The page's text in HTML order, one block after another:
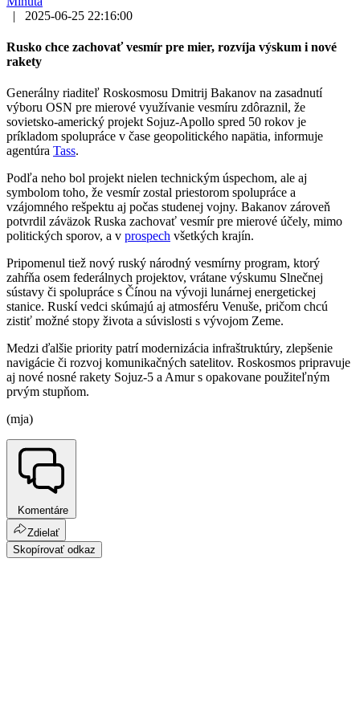
|
2025-06-25 22:16:00
Rusko chce zachovať vesmír pre mier, rozvíja výskum i nové
rakety
Generálny riaditeľ Roskosmosu Dmitrij Bakanov na zasadnutí
výboru OSN pre mierové využívanie vesmíru zdôraznil, že
sovietsko-americký projekt Sojuz-Apollo spred 50 rokov je
príkladom spolupráce v čase geopolitického napätia, informuje
agentúra Tass.
Podľa neho bol projekt nielen technickým úspechom, ale aj
symbolom toho, že vesmír zostal priestorom spolupráce a
vzájomného rešpektu aj počas studenej vojny. Bakanov zároveň
potvrdil záväzok Ruska zachovať vesmír pre mierové účely, mimo
politických sporov, a v prospech všetkých krajín.
Pripomenul tiež nový ruský národný vesmírny program, ktorý
zahŕňa osem federálnych projektov, vrátane výskumu Slnečnej
sústavy či spolupráce s Čínou na vývoji lunárnej energetickej
stanice. Ruskí vedci skúmajú aj atmosféru Venuše, pričom chcú
zistiť možné stopy života a súvislosti s vývojom Zeme.
Medzi ďalšie priority patrí modernizácia infraštruktúry, zlepšenie
navigácie či rozvoj komunikačných satelitov. Roskosmos pripravuje
aj nové nosné rakety Sojuz-5 a Amur s opakovane použiteľným
prvým stupňom.
(mja)
Komentáre
Zdielať
Skopírovať odkaz